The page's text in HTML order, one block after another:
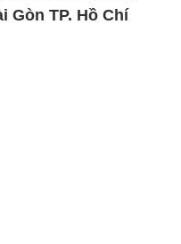
Gòn TP. Hồ Chí